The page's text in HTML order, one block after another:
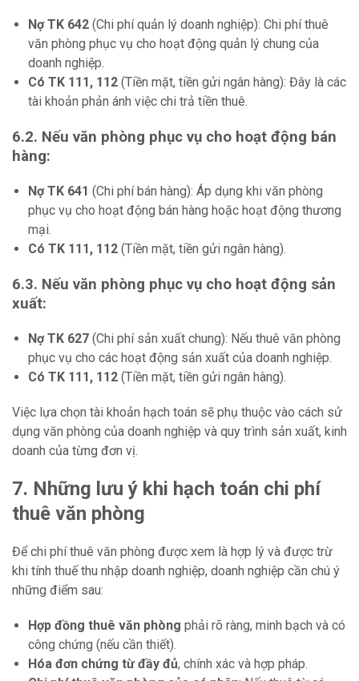
Nợ TK 642 (Chi phí quản lý doanh nghiệp): Chi phí thuê
văn phòng phục vụ cho hoạt động quản lý chung của
doanh nghiệp.
Có TK 111, 112 (Tiền mặt, tiền gửi ngân hàng): Đây là các
tài khoản phản ánh việc chi trả tiền thuê.
6.2. Nếu văn phòng phục vụ cho hoạt động bán
hàng:
Nợ TK 641 (Chi phí bán hàng): Áp dụng khi văn phòng
phục vụ cho hoạt động bán hàng hoặc hoạt động thương
mại.
Có TK 111, 112 (Tiền mặt, tiền gửi ngân hàng).
6.3. Nếu văn phòng phục vụ cho hoạt động sản
xuất:
Nợ TK 627 (Chi phí sản xuất chung): Nếu thuê văn phòng
phục vụ cho các hoạt động sản xuất của doanh nghiệp.
Có TK 111, 112 (Tiền mặt, tiền gửi ngân hàng).
Việc lựa chọn tài khoản hạch toán sẽ phụ thuộc vào cách sử
dụng văn phòng của doanh nghiệp và quy trình sản xuất, kinh
doanh của từng đơn vị.
7. Những lưu ý khi hạch toán chi phí
thuê văn phòng
Để chi phí thuê văn phòng được xem là hợp lý và được trừ
khi tính thuế thu nhập doanh nghiệp, doanh nghiệp cần chú ý
những điểm sau:
Hợp đồng thuê văn phòng phải rõ ràng, minh bạch và có
công chứng (nếu cần thiết).
Hóa đơn chứng từ đầy đủ, chính xác và hợp pháp.